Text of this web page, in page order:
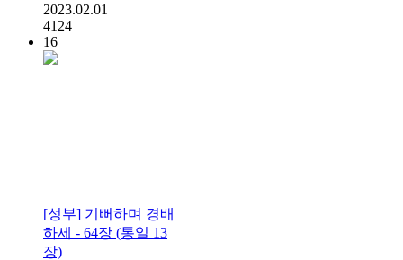
2023.02.01
4124
16
[성부] 기뻐하며 경배
하세 - 64장 (통일 13
장)